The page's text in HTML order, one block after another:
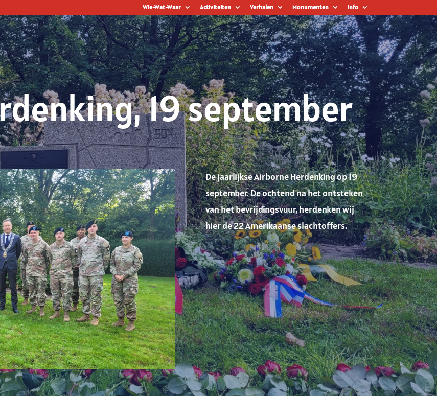
Wie-Wat-Waar Activiteiten Verhalen Monumenten Info
19 september
De jaarlijkse Airborne Herdenking op 19
september. De ochtend na het ontsteken
van het bevrijdingsvuur, herdenken wij
hier de 22 Amerikaanse slachtoffers.